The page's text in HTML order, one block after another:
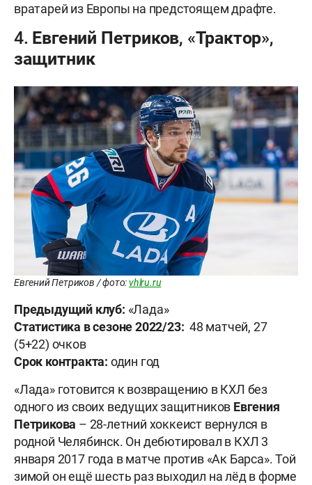
вратарей из Европы на предстоящем драфте.
4. Евгений Петриков, «Трактор»,
защитник
Евгений Петриков / фото:vhlru.ru
Предыдущий клуб: «Лада»
Статистика в сезоне 2022/23: 48 матчей, 27
(5+22) очков
Срок контракта: один год
«Лада» готовится к возвращению в КХЛ без
одного из своих ведущих защитников Евгения
Петрикова – 28-летний хоккеист вернулся в
родной Челябинск. Он дебютировал в КХЛ 3
января 2017 года в матче против «Ак Барса». Той
зимой он ещё шесть раз выходил на лёд в форме